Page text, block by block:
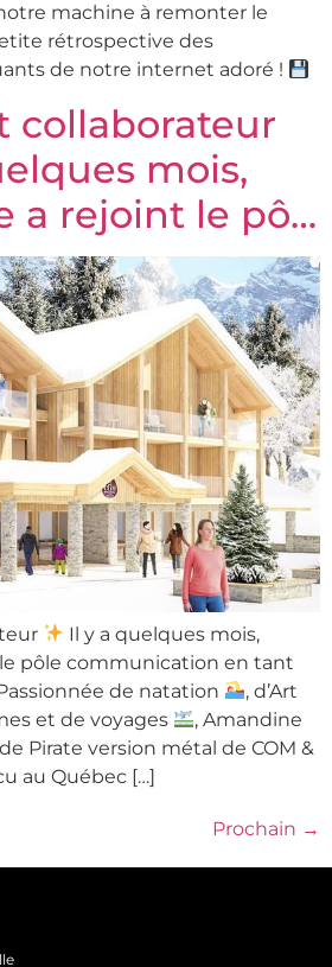
machine à remonter le
rétrospective des
de notre internet adoré !
collaborateur
mois,
a rejoint le pô…
Il y a quelques mois,
pôle communication en tant
de natation
, d’Art
et de voyages
, Amandine
Pirate version métal de COM &
au Québec […]
Prochain →